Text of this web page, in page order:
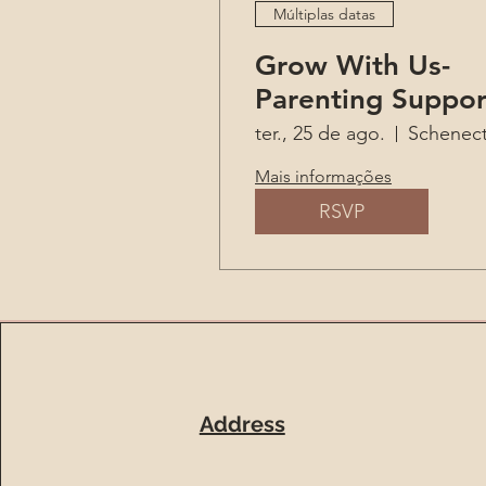
Múltiplas datas
Grow With Us-
Parenting
ter., 25 de ago.
Mais informações
RSVP
Address